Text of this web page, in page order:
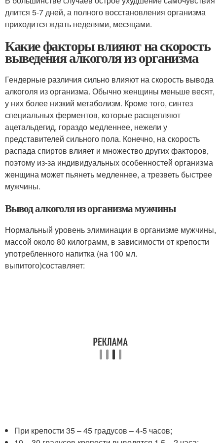
длится 5-7 дней, а полного восстановления организма
приходится ждать неделями, месяцами.
Какие факторы влияют на скорость
выведения алкоголя из организма
Гендерные различия сильно влияют на скорость вывода
алкоголя из организма. Обычно женщины меньше весят,
у них более низкий метаболизм. Кроме того, синтез
специальных ферментов, которые расщепляют
ацетальдегид, гораздо медленнее, нежели у
представителей сильного пола. Конечно, на скорость
распада спиртов влияет и множество других факторов,
поэтому из-за индивидуальных особенностей организма
женщина может пьянеть медленнее, а трезветь быстрее
мужчины.
Вывод алкоголя из организма мужчины
Нормальный уровень элиминации в организме мужчины,
массой около 80 килограмм, в зависимости от крепости
употребленного напитка (на 100 мл.
выпитого)составляет:
При крепости 35 – 45 градусов – 4-5 часов;